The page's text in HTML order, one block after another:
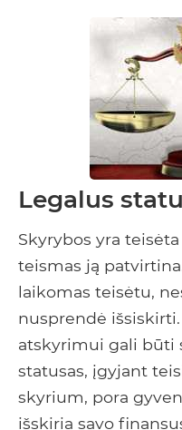
Legalus
Skyrybos yra
teismas ją
laikomas teisėtu,
nusprendė
atskyrimui gali būti
statusas, įgyjant
skyrium, pora
išskiria savo